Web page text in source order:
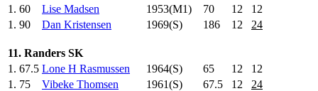
1. 60 Lise Madsen 1953(M1) 70 12
12
1. 90 Dan Kristensen 1969(S) 186 12 24
11. Randers SK
1. 67.5 Lone H Rasmussen 1964(S) 65 12
12
1. 75 Vibeke Thomsen 1961(S) 67.5 12 24